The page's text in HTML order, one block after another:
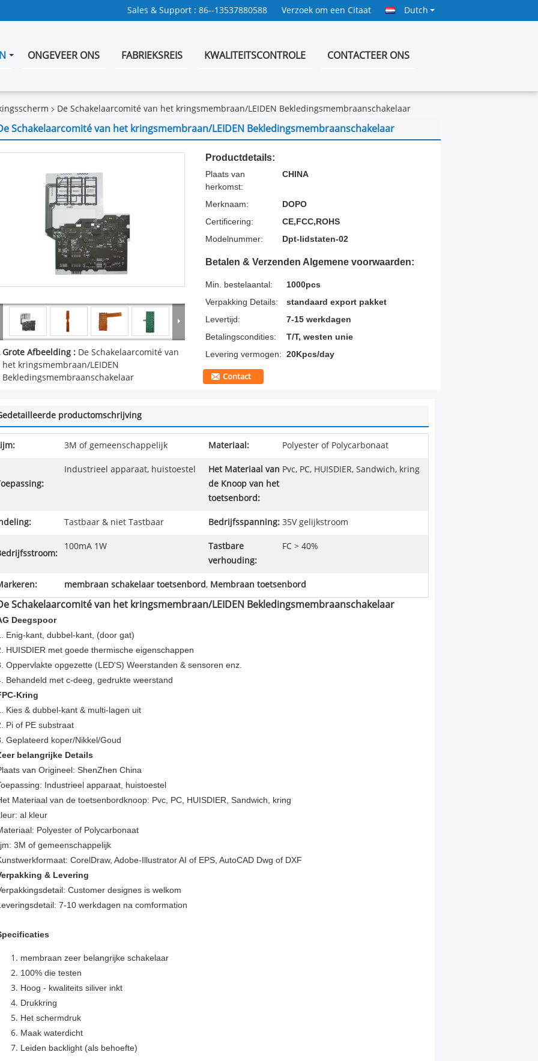
Sales & Support : 86--13537880588 Verzoek om een Citaat Dutch
ONGEVEER ONS FABRIEKSREIS KWALITEITSCONTROLE CONTACTEER ONS
De Schakelaarcomité van het kringsmembraan/LEIDEN Bekledingsmembraanschakelaar
Schakelaarcomité van het kringsmembraan/LEIDEN Bekledingsmembraanschakelaar
Grote Afbeelding : De Schakelaarcomité van
het kringsmembraan/LEIDEN
Bekledingsmembraanschakelaar
Productdetails:
Plaats van
herkomst:
CHINA
Merknaam:
DOPO
Certificering:
CE,FCC,ROHS
Modelnummer:
Dpt-lidstaten-02
Betalen & Verzenden Algemene voorwaarden:
Min. bestelaantal:
1000pcs
Verpakking Details:
standaard export pakket
Levertijd:
7-15 werkdagen
Betalingscondities:
T/T, westen unie
Levering vermogen: 20Kpcs/day
Contact
productomschrijving
3M of gemeenschappelijk Materiaal: Polyester of Polycarbonaat
Industrieel apparaat, huistoestel
Het Materiaal van
de Knoop van het
toetsenbord:
Pvc, PC, HUISDIER, Sandwich, kring
Tastbaar & niet Tastbaar Bedrijfsspanning: 35V gelijkstroom
100mA 1W
Tastbare
verhouding:
FC > 40%
membraan schakelaar toetsenbord, Membraan toetsenbord
Schakelaarcomité van het kringsmembraan/LEIDEN Bekledingsmembraanschakelaar
Deegspoor
Enig-kant, dubbel-kant, (door gat)
HUISDIER met goede thermische eigenschappen
Oppervlakte opgezette (LED'S) Weerstanden & sensoren enz.
Behandeld met c-deeg, gedrukte weerstand
Kring
Kies & dubbel-kant & multi-lagen uit
Pi of PE substraat
Geplateerd koper/Nikkel/Goud
belangrijke Details
van Origineel: ShenZhen China
Industrieel apparaat, huistoestel
Materiaal van de toetsenbordknoop: Pvc, PC, HUISDIER, Sandwich, kring
al kleur
Polyester of Polycarbonaat
3M of gemeenschappelijk
CorelDraw, Adobe-Illustrator AI of EPS, AutoCAD Dwg of DXF
& Levering
Customer designes is welkom
7-10 werkdagen na comformation
membraan zeer belangrijke schakelaar
100% die testen
Hoog - kwaliteits siliver inkt
Drukkring
Het schermdruk
Maak waterdicht
Leiden backlight (als behoefte)